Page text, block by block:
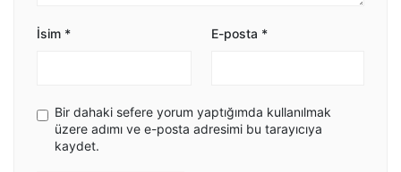
İsim * E-posta *
Bir dahaki sefere yorum yaptığımda kullanılmak
üzere adımı ve e-posta adresimi bu tarayıcıya
kaydet.